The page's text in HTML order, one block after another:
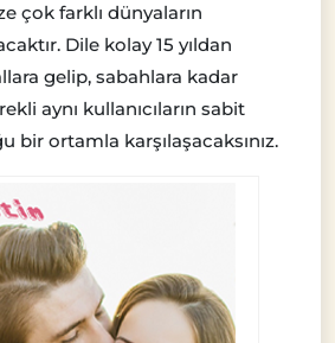
çok farklı dünyaların
Dile kolay 15 yıldan
gelip, sabahlara kadar
aynı kullanıcıların sabit
bir ortamla karşılaşacaksınız.